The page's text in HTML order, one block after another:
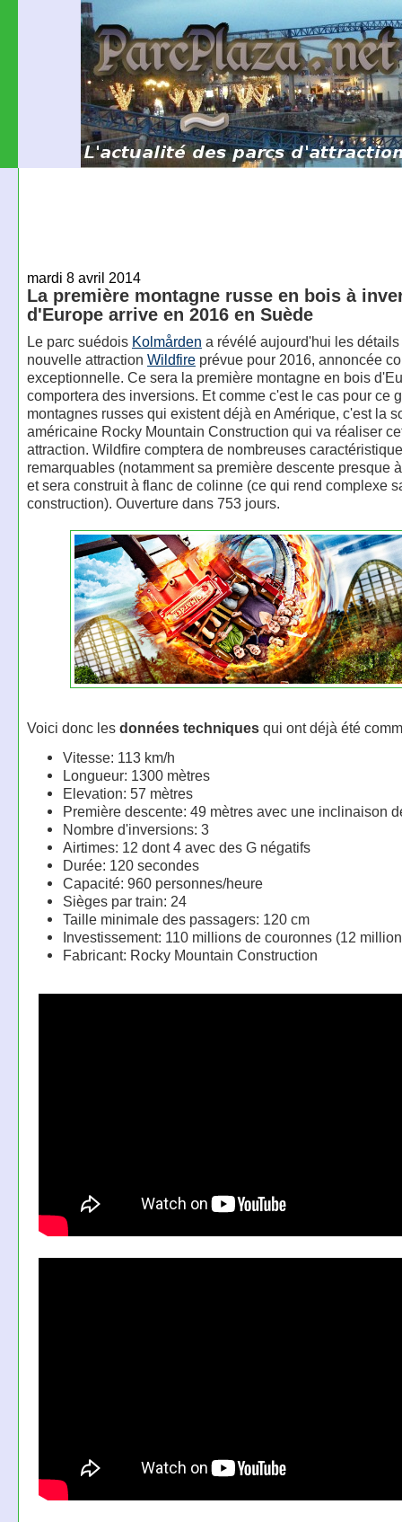
mardi 8 avril 2014
La première montagne russe en bois à
d'Europe arrive en 2016 en Suède
Le parc suédois Kolmården a révélé aujourd'hui les détails
nouvelle attraction Wildfireprévue pour 2016, annoncée
exceptionnelle. Ce sera la première montagne en bois
comportera des inversions. Et comme c'est le cas pour ce
montagnes russes qui existent déjà en Amérique, c'est la
américaine Rocky Mountain Construction qui va réaliser
attraction. Wildfire comptera de nombreuses
remarquables (notamment sa première descente presque
et sera construit à flanc de colinne (ce qui rend complexe
construction). Ouverture dans 753 jours.
Voici donc les données techniquesqui ont déjà été
Vitesse: 113 km/h
Longueur: 1300 mètres
Elevation: 57 mètres
Première descente: 49 mètres avec une inclinaison
Nombre d'inversions: 3
Airtimes: 12 dont 4 avec des G négatifs
Durée: 120 secondes
Capacité: 960 personnes/heure
Sièges par train: 24
Taille minimale des passagers: 120 cm
Investissement: 110 millions de couronnes (12
Fabricant: Rocky Mountain Construction